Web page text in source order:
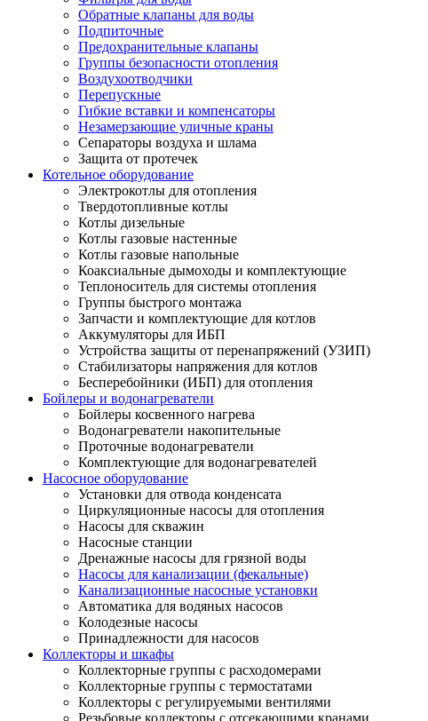
Обратные клапаны для воды
Подпиточные
Предохранительные клапаны
Группы безопасности отопления
Воздухоотводчики
Перепускные
Гибкие вставки и компенсаторы
Незамерзающие уличные краны
Сепараторы воздуха и шлама
Защита от протечек
Котельное оборудование
Электрокотлы для отопления
Твердотопливные котлы
Котлы дизельные
Котлы газовые настенные
Котлы газовые напольные
Коаксиальные дымоходы и комплектующие
Теплоноситель для системы отопления
Группы быстрого монтажа
Запчасти и комплектующие для котлов
Аккумуляторы для ИБП
Устройства защиты от перенапряжений (УЗИП)
Стабилизаторы напряжения для котлов
Бесперебойники (ИБП) для отопления
Бойлеры и водонагреватели
Бойлеры косвенного нагрева
Водонагреватели накопительные
Проточные водонагреватели
Комплектующие для водонагревателей
Насосное оборудование
Установки для отвода конденсата
Циркуляционные насосы для отопления
Насосы для скважин
Насосные станции
Дренажные насосы для грязной воды
Насосы для канализации (фекальные)
Канализационные насосные установки
Автоматика для водяных насосов
Колодезные насосы
Принадлежности для насосов
Коллекторы и шкафы
Коллекторные группы с расходомерами
Коллекторные группы с термостатами
Коллекторы с регулируемыми вентилями
Резьбовые коллекторы с отсекающими кранами